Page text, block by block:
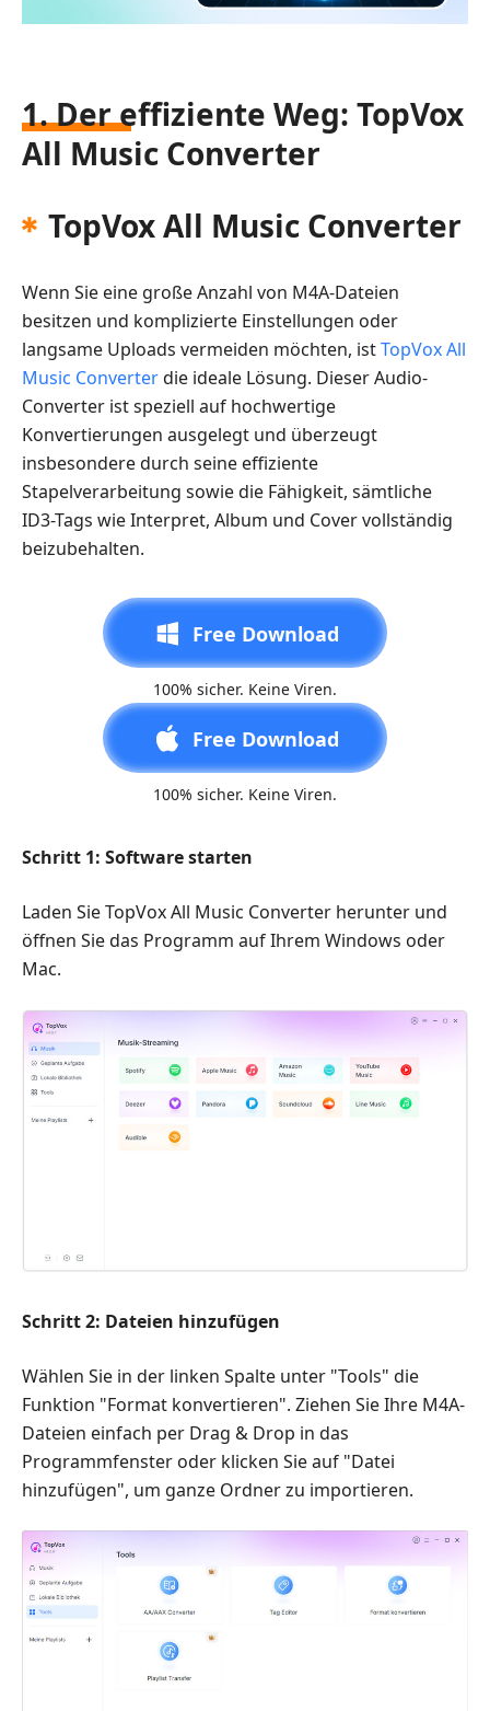
1. Der effiziente Weg: TopVox
All Music Converter
TopVox All Music Converter
Wenn Sie eine große Anzahl von M4A-Dateien
besitzen und komplizierte Einstellungen oder
langsame Uploads vermeiden möchten, istTopVox All
Music Converterdie ideale Lösung. Dieser Audio-
Converter ist speziell auf hochwertige
Konvertierungen ausgelegt und überzeugt
insbesondere durch seine effiziente
Stapelverarbeitung sowie die Fähigkeit, sämtliche
ID3-Tags wie Interpret, Album und Cover vollständig
beizubehalten.
Free Download
100% sicher. Keine Viren.
Free Download
100% sicher. Keine Viren.
Schritt 1: Software starten
Laden Sie TopVox All Music Converter herunter und
öffnen Sie das Programm auf Ihrem Windows oder
Mac.
Schritt 2: Dateien hinzufügen
Wählen Sie in der linken Spalte unter "Tools" die
Funktion "Format konvertieren". Ziehen Sie Ihre M4A-
Dateien einfach per Drag & Drop in das
Programmfenster oder klicken Sie auf "Datei
hinzufügen", um ganze Ordner zu importieren.